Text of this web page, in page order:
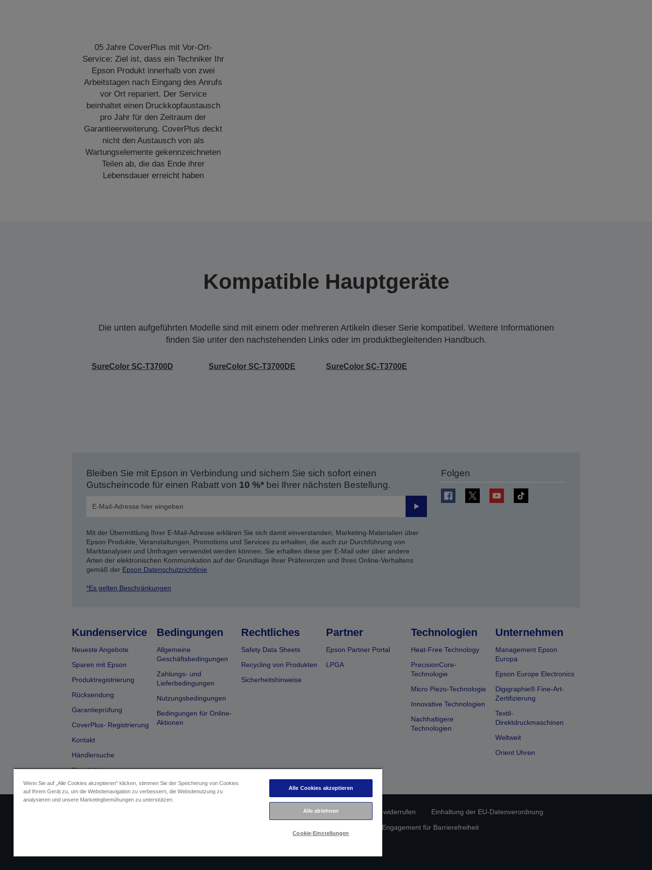
05 Jahre CoverPlus mit Vor-Ort-
Service: Ziel ist, dass ein Techniker Ihr
Epson Produkt innerhalb von zwei
Arbeitstagen nach Eingang des Anrufs
vor Ort repariert. Der Service
beinhaltet einen Druckkopfaustausch
pro Jahr für den Zeitraum der
Garantieerweiterung. CoverPlus deckt
nicht den Austausch von als
Wartungselemente gekennzeichneten
Teilen ab, die das Ende ihrer
Lebensdauer erreicht haben
Kompatible Hauptgeräte
Die unten aufgeführten Modelle sind mit einem oder mehreren Artikeln dieser Serie kompatibel. Weitere Informationen
finden Sie unter den nachstehenden Links oder im produktbegleitenden Handbuch.
SureColor SC-T3700D SureColor SC-T3700DE SureColor SC-T3700E
Bleiben Sie mit Epson in Verbindung und sichern Sie sich sofort einen
Gutscheincode für einen Rabatt von 10 %*bei Ihrer nächsten Bestellung.
Senden
Mit der Übermittlung Ihrer E-Mail-Adresse erklären Sie sich damit einverstanden, Marketing-Materialien über
Epson Produkte, Veranstaltungen, Promotions und Services zu erhalten, die auch zur Durchführung von
Marktanalysen und Umfragen verwendet werden können. Sie erhalten diese per E-Mail oder über andere
Arten der elektronischen Kommunikation auf der Grundlage Ihrer Präferenzen und Ihres Online-Verhaltens
gemäß der Epson Datenschutzrichtlinie
*Es gelten Beschränkungen
Folgen
Kundenservice
Neueste Angebote
Sparen mit Epson
Produktregistrierung
Rücksendung
Garantieprüfung
CoverPlus- Registrierung
Kontakt
Händlersuche
Newsletter
Bedingungen
Allgemeine
Geschäftsbedingungen
Zahlungs- und
Lieferbedingungen
Nutzungsbedingungen
Bedingungen für Online-
Aktionen
Rechtliches
Safety Data Sheets
Recycling von Produkten
Sicherheitshinweise
Partner
Epson Partner Portal
LPGA
Technologien
Heat-Free Technology
PrecisionCore-
Technologie
Micro Piezo-Technologie
Innovative Technologien
Nachhaltigere
Technologien
Unternehmen
Management Epson
Europa
Epson Europe Electronics
Digigraphie® Fine-Art-
Zertifizierung
Textil-
Direktdruckmaschinen
Weltweit
Orient Uhren
Datenschutzrichtlinie Vertrag widerrufen
Einhaltung der EU-Datenverordnung
Epson Engagement für Barrierefreiheit
Wenn Sie auf „Alle Cookies akzeptieren“ klicken, stimmen Sie der Speicherung von Cookies
auf Ihrem Gerät zu, um die Websitenavigation zu verbessern, die Websitenutzung zu
analysieren und unsere Marketingbemühungen zu unterstützen.
Alle Cookies akzeptieren
Alle ablehnen
Cookie-Einstellungen